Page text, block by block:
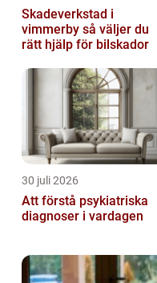
Skadeverkstad i
vimmerby så väljer du
rätt hjälp för bilskador
30 juli 2026
Att förstå psykiatriska
diagnoser i vardagen